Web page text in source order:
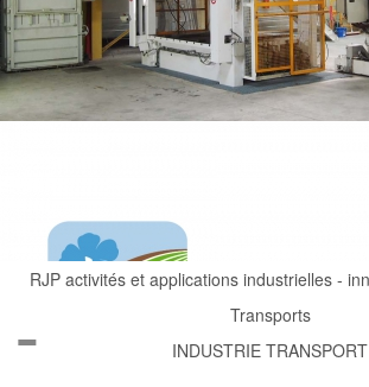
RJP activités et applications industrielles -
Transports
INDUSTRIE TRANSPORT